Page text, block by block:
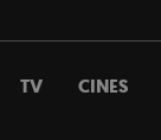
TV CINES